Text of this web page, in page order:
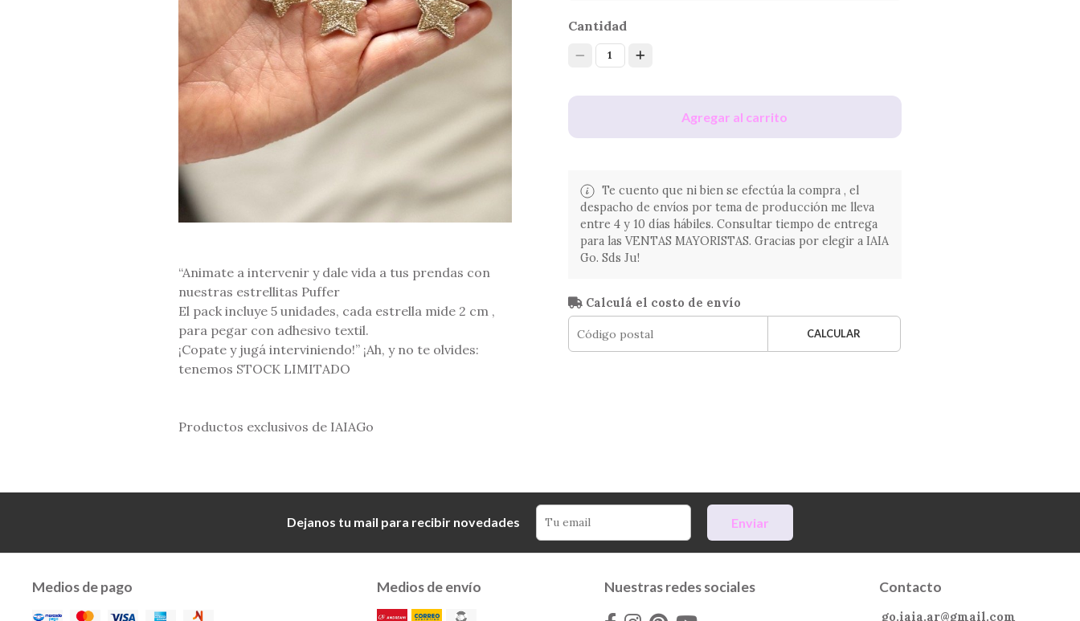
“Animate a intervenir y dale vida a tus prendas con
nuestras estrellitas Puffer
El pack incluye 5 unidades, cada estrella mide 2 cm ,
para pegar con adhesivo textil.
¡Copate y jugá interviniendo!” ¡Ah, y no te olvides:
tenemos STOCK LIMITADO
Productos exclusivos de IAIAGo
Cantidad
1
Agregar al carrito
Te cuento que ni bien se efectúa la compra , el
despacho de envíos por tema de producción me lleva
entre 4 y 10 días hábiles. Consultar tiempo de entrega
para las VENTAS MAYORISTAS. Gracias por elegir a IAIA
Go. Sds Ju!
Calculá el costo de envío
CALCULAR
Dejanos tu mail para recibir novedades Enviar
Medios de pago Medios de envío Nuestras redes sociales Contacto
go.iaia.ar@gmail.com